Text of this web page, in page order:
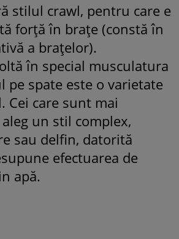
stilul crawl, pentru care e
forţă în braţe (constă în
a braţelor).
în special musculatura
pe spate este o varietate
Cei care sunt mai
un stil complex,
sau delfin, datorită
efectuarea de
apă.